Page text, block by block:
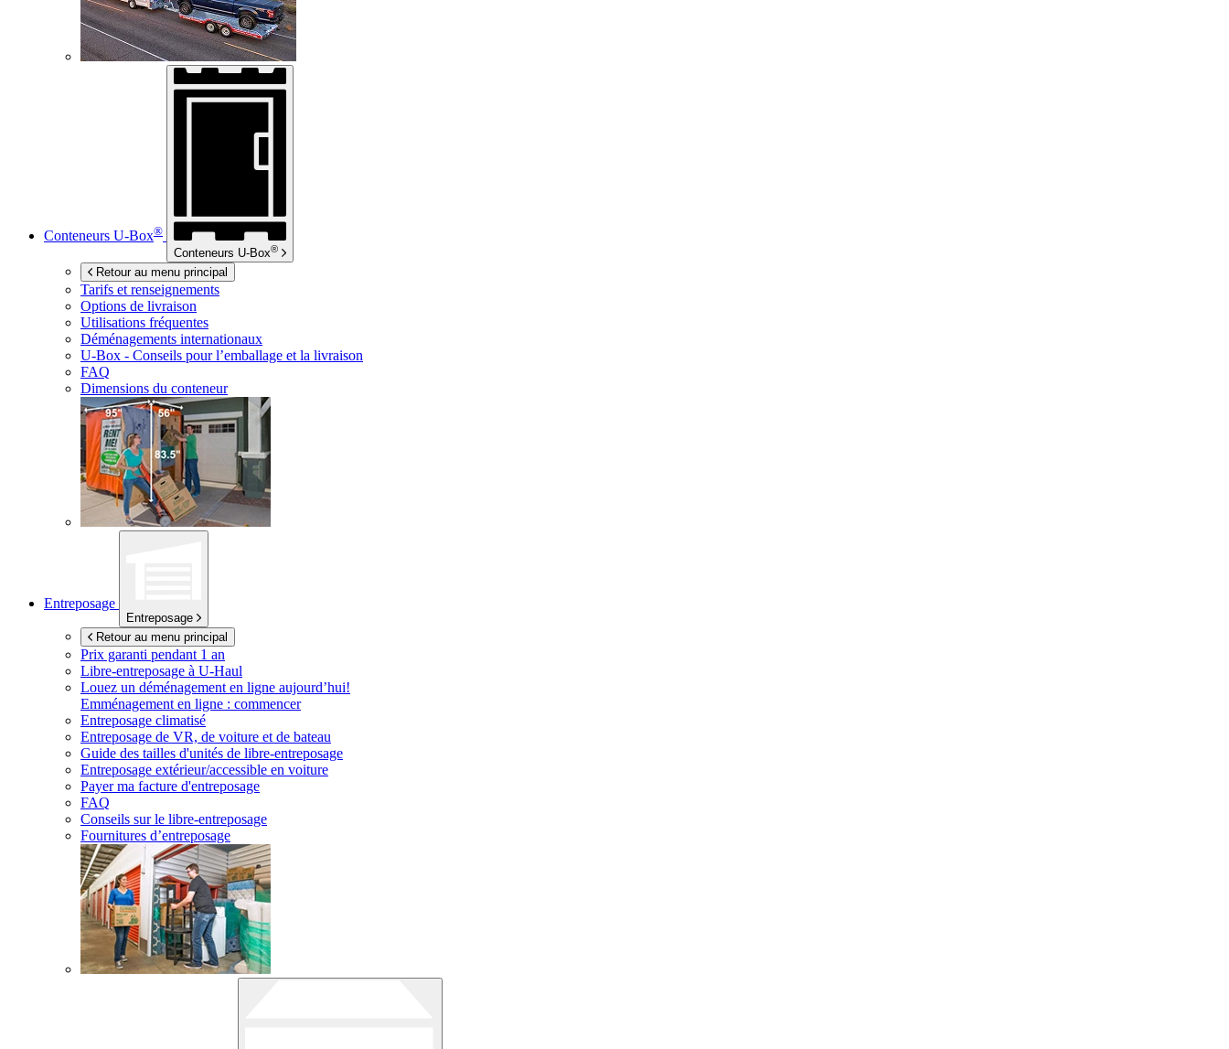
Conteneurs U-Box®
Conteneurs U-Box®
Retour au menu principal
Tarifs et renseignements
Options de livraison
Utilisations fréquentes
Déménagements internationaux
U-Box - Conseils pour l’emballage et la livraison
FAQ
Dimensions du conteneur
Entreposage
Entreposage
Retour au menu principal
Prix garanti pendant 1 an
Libre-entreposage à U-Haul
Louez un déménagement en ligne aujourd’hui!
Emménagement en ligne : commencer
Entreposage climatisé
Entreposage de VR, de voiture et de bateau
Guide des tailles d'unités de libre-entreposage
Entreposage extérieur/accessible en voiture
Payer ma facture d'entreposage
FAQ
Conseils sur le libre-entreposage
Fournitures d’entreposage